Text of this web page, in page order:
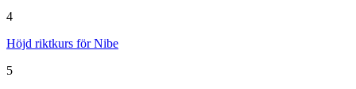
4
Höjd riktkurs för Nibe
5